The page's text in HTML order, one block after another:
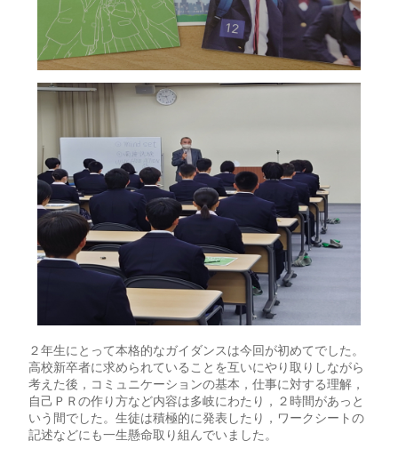
２年生にとって本格的なガイダンスは今回が初めてでした。
高校新卒者に求められていることを互いにやり取りしながら
考えた後，コミュニケーションの基本，仕事に対する理解，
自己ＰＲの作り方など内容は多岐にわたり，２時間があっと
いう間でした。生徒は積極的に発表したり，ワークシートの
記述などにも一生懸命取り組んでいました。